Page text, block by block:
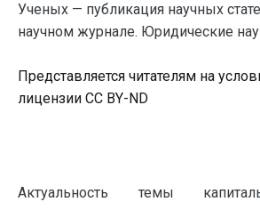
Ученых — публикация научных
научном журнале. Юридические
Представляется читателям на
лицензии CC BY-ND
Актуальность темы